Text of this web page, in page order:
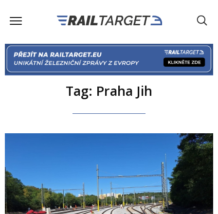
Tag: Praha Jih